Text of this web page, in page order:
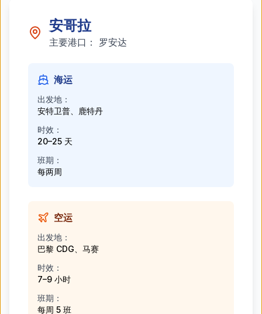
安哥拉
主要港口： 罗安达
海运
出发地：
安特卫普、鹿特丹
时效：
20–25 天
班期：
每两周
空运
出发地：
巴黎 CDG、马赛
时效：
7–9 小时
班期：
每周 5 班